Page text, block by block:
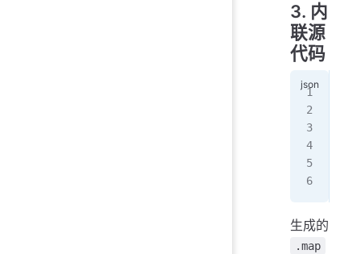
3. 内
联源
代码
生成的
.map